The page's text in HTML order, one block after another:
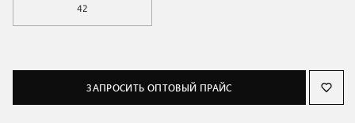
42
ЗАПРОСИТЬ ОПТОВЫЙ ПРАЙС